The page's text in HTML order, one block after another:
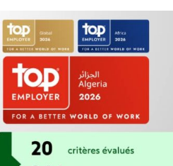
courriel